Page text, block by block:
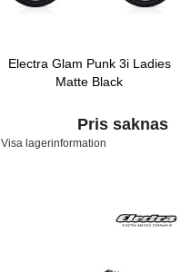
Electra Glam Punk 3i Ladies
Matte Black
Pris saknas
Visa lagerinformation